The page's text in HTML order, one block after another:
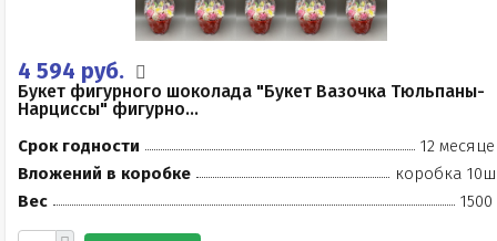
4 594 руб.
Букет фигурного шоколада "Букет Вазочка Тюльпаны-
Нарциссы" фигурно...
Срок годности
12
Вложений в коробке
коробка
Вес
1500